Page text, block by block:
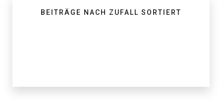
BEITRÄGE NACH ZUFALL SORTIERT
Lustige Apps und Foto-Tools im